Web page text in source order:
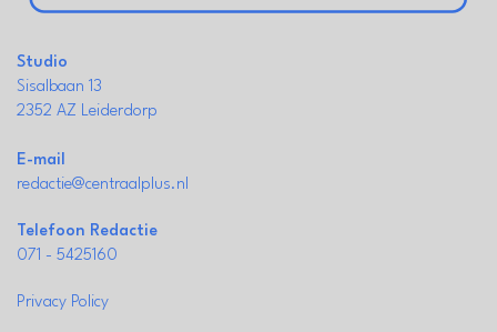
Studio
Sisalbaan 13
2352 AZ Leiderdorp
E-mail
redactie@centraalplus.nl
Telefoon Redactie
071 - 5425160
Privacy Policy